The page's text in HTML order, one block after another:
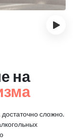
›
на
сложно.